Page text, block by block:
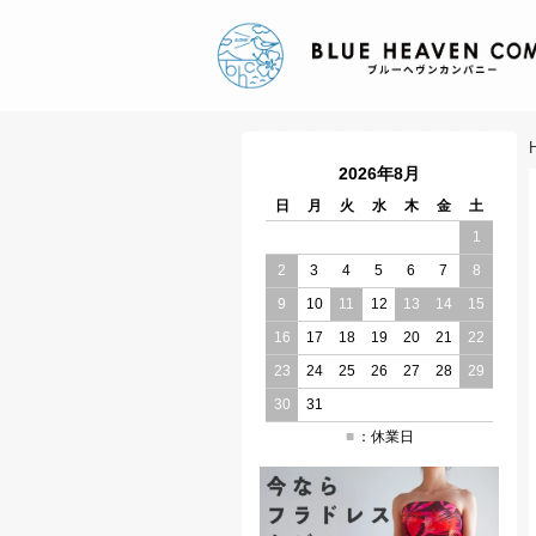
2026年8月
日 月 火 水 木 金
土
1
2
3 4 5 6 7
8
9
10 11 12 13 14
15
16
17 18 19 20 21
22
23
24 25 26 27 28
29
30
31
■ ：休業日